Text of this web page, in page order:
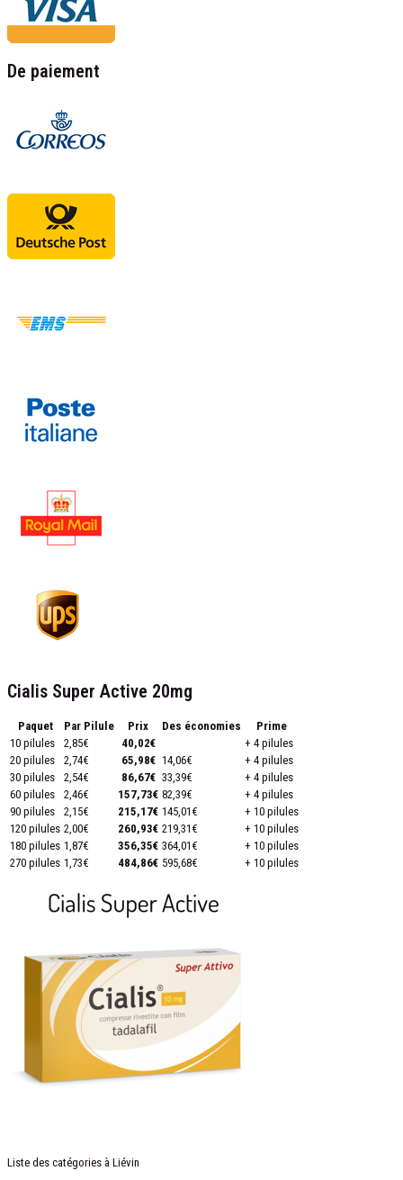
De paiement
Cialis Super Active 20mg
Paquet Par Pilule Prix Des économies
Prime
10 pilules
2,85€ 40,02€
+ 4 pilules
20 pilules
2,74€ 65,98€ 14,06€
+ 4 pilules
30 pilules
2,54€ 86,67€ 33,39€
+ 4 pilules
60 pilules
2,46€ 157,73€ 82,39€
+ 4 pilules
90 pilules
2,15€ 215,17€ 145,01€
+ 10 pilules
120 pilules 2,00€ 260,93€ 219,31€
+ 10 pilules
180 pilules 1,87€ 356,35€ 364,01€
+ 10 pilules
270 pilules 1,73€ 484,86€ 595,68€ + 10 pilules
Liste des catégories à Liévin